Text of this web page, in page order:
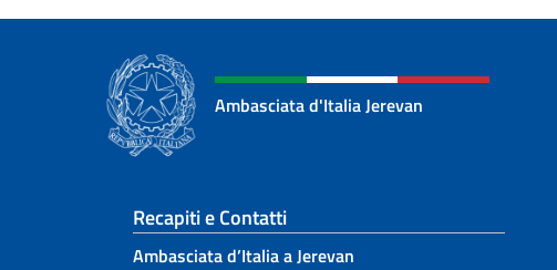
Ambasciata d'Italia Jerevan
Sezione footer
Recapiti e Contatti
Ambasciata d’Italia a Jerevan